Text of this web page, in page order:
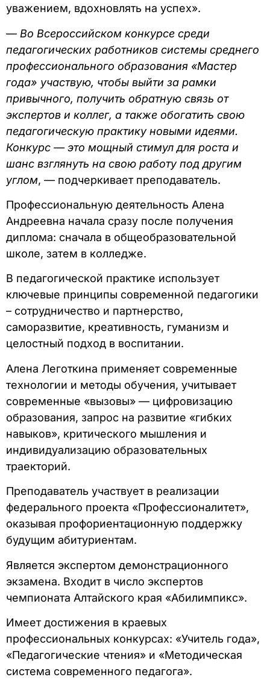
уважением, вдохновлять на успех».
— Во Всероссийском конкурсе среди
педагогических работников системы среднего
профессионального образования «Мастер
года» участвую, чтобы выйти за рамки
привычного, получить обратную связь от
экспертов и коллег, а также обогатить свою
педагогическую практику новыми идеями.
Конкурс — это мощный стимул для роста и
шанс взглянуть на свою работу под другим
углом, — подчеркивает преподаватель.
Профессиональную деятельность Алена
Андреевна начала сразу после получения
диплома: сначала в общеобразовательной
школе, затем в колледже.
В педагогической практике использует
ключевые принципы современной педагогики
– сотрудничество и партнерство,
саморазвитие, креативность, гуманизм и
целостный подход в воспитании.
Алена Леготкина применяет современные
технологии и методы обучения, учитывает
современные «вызовы» — цифровизацию
образования, запрос на развитие «гибких
навыков», критического мышления и
индивидуализацию образовательных
траекторий.
Преподаватель участвует в реализации
федерального проекта «Профессионалитет»,
оказывая профориентационную поддержку
будущим абитуриентам.
Является экспертом демонстрационного
экзамена. Входит в число экспертов
чемпионата Алтайского края «Абилимпикс».
Имеет достижения в краевых
профессиональных конкурсах: «Учитель года»,
«Педагогические чтения» и «Методическая
система современного педагога».